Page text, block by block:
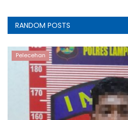
RANDOM POSTS
Pelecehan